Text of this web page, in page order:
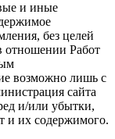
и иные
без целей
отношении Работ
возможно лишь с
сайта
и/или убытки,
и их содержимого.